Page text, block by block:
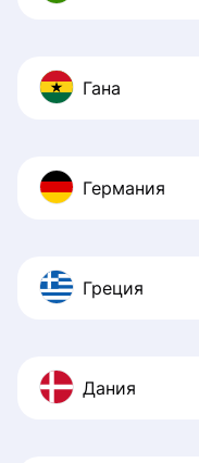
Гана
Германия
Греция
Дания